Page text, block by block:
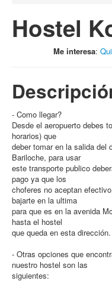
Hostel
Me interesa:
- Como llegar?
Desde el aeropuerto debes
horarios) que
deber tomar en la salida del
Bariloche, para usar
este transporte publico
pago ya que los
choferes no aceptan
bajarte en la ultima
para que es en la avenida
hasta el hostel
que queda en esta dirección.
- Otras opciones que
nuestro hostel son las
siguientes: